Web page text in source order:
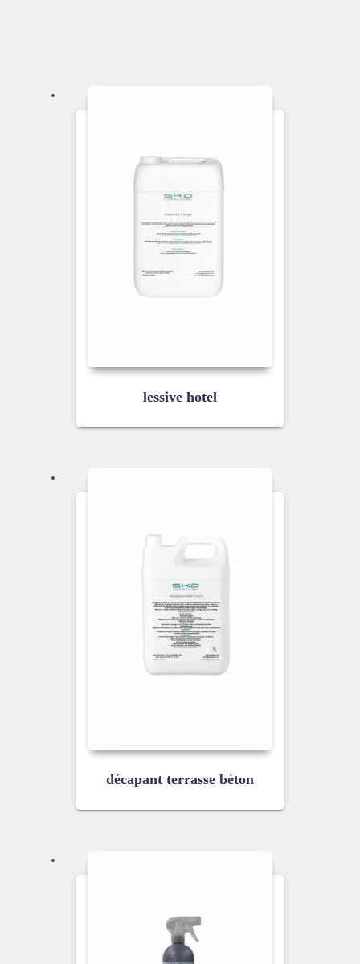
lessive hotel
décapant terrasse béton